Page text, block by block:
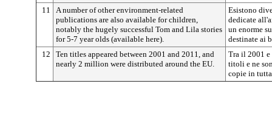
11
A number of other environment-related
publications are also available for children,
notably the hugely successful Tom and Lila stories
for 5-7 year olds (available here).
Esistono
dedicate
un enorme
destinate ai
12
Ten titles appeared between 2001 and 2011, and
nearly 2 million were distributed around the EU.
Tra il 2001
titoli e ne
copie in